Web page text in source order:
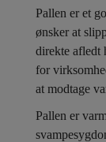
Pallen er et
ønsker at
direkte afledt
for
at modtage
Pallen er